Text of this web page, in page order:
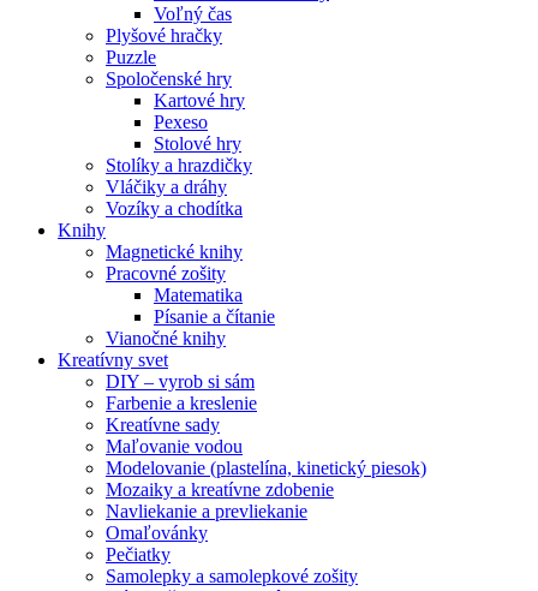
Voľný čas
Plyšové hračky
Puzzle
Spoločenské hry
Kartové hry
Pexeso
Stolové hry
Stolíky a hrazdičky
Vláčiky a dráhy
Vozíky a chodítka
Knihy
Magnetické knihy
Pracovné zošity
Matematika
Písanie a čítanie
Vianočné knihy
Kreatívny svet
DIY – vyrob si sám
Farbenie a kreslenie
Kreatívne sady
Maľovanie vodou
Modelovanie (plastelína, kinetický piesok)
Mozaiky a kreatívne zdobenie
Navliekanie a prevliekanie
Omaľovánky
Pečiatky
Samolepky a samolepkové zošity